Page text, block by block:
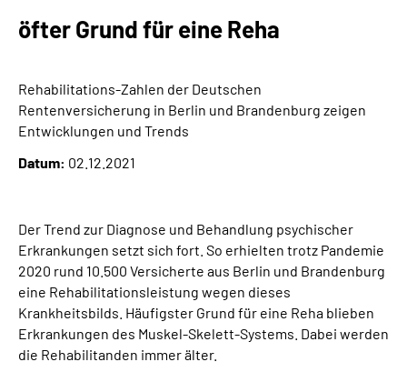
Presse
Online-Services
Leichte Sprache
Suche
Mein Kundenportal
öfter Grund für eine Reha
Rehabilitations-Zahlen der Deutschen
Rentenversicherung in Berlin und Brandenburg zeigen
Entwicklungen und Trends
Datum: 02.12.2021
Der Trend zur Diagnose und Behandlung psychischer
Erkrankungen setzt sich fort. So erhielten trotz Pandemie
2020 rund 10.500 Versicherte aus Berlin und Brandenburg
eine Rehabilitationsleistung wegen dieses
Krankheitsbilds. Häufigster Grund für eine Reha blieben
Erkrankungen des Muskel-Skelett-Systems. Dabei werden
die Rehabilitanden immer älter.